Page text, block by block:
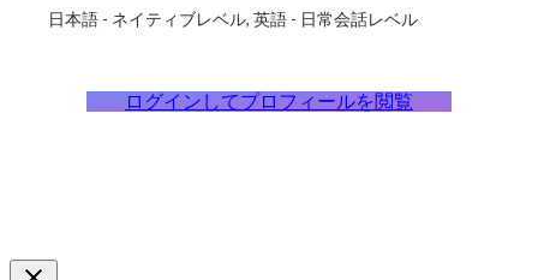
日本語 - ネイティブレベル 英語 - 日常会話レベル
ログインしてプロフィールを閲覧